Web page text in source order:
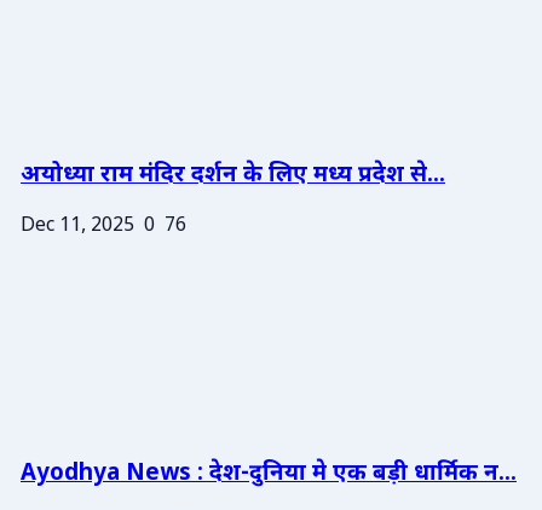
अयोध्या राम मंदिर दर्शन के लिए मध्य प्रदेश से...
Dec 11, 2025 0 76
Ayodhya News : देश-दुनिया मे एक बड़ी धार्मिक न...